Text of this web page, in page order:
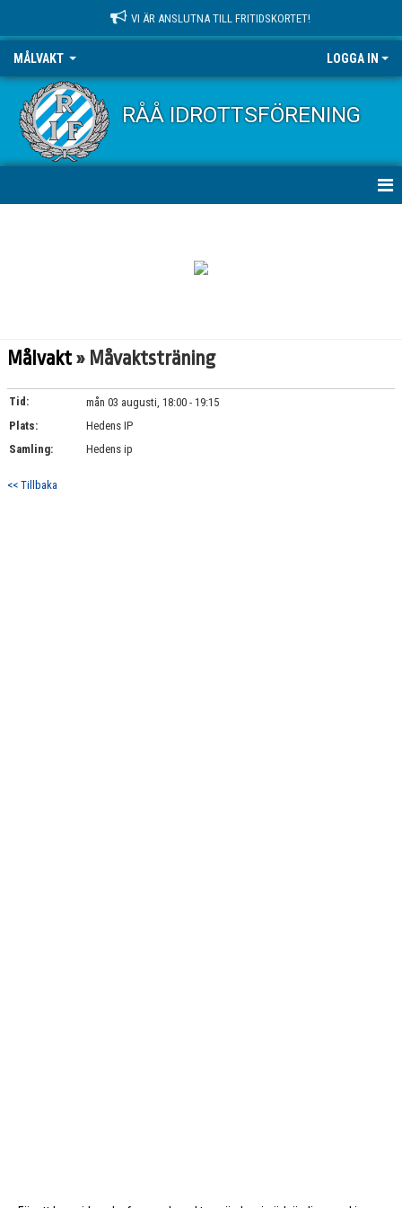
VI ÄR ANSLUTNA TILL FRITIDSKORTET!
MÅLVAKT LOGGA IN
RÅÅ IDROTTSFÖRENING
Målvakt » Måvaktsträning
Tid:
mån 03 augusti, 18:00 - 19:15
Plats:
Hedens IP
Samling:
Hedens ip
<< Tillbaka